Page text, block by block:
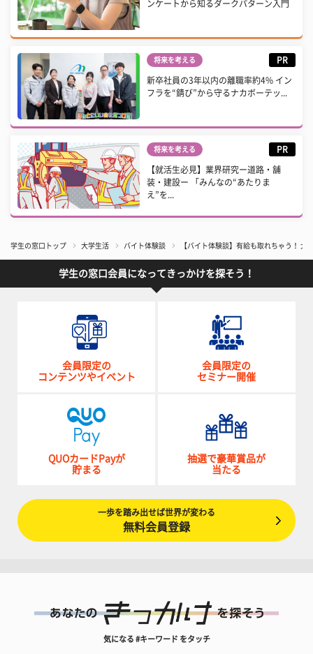
ンケートから知るダークパターン入門
将来を考える PR
新卒社員の3年以内の離職率約4% イン
フラを“錆び”から守るナカボーテッ...
将来を考える PR
【就活生必見】業界研究ー道路・舗
装・建設ー 「みんなの“あたりま
え”を...
学生の窓口トップ 大学生活 バイト体験談 【バイト体験談】有給も取れちゃう！
学生の窓口会員になってきっかけを探そう！
会員限定の
コンテンツやイベント
会員限定の
セミナー開催
QUOカードPayが
貯まる
抽選で豪華賞品が
当たる
一歩を踏み出せば世界が変わる
無料会員登録
気になる #キーワード をタッチ